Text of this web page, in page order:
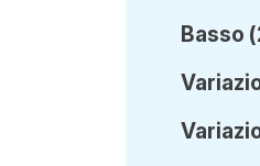
Basso
Var
Var